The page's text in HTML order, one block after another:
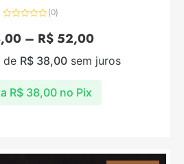
0
de
(0)
– R$ 52,00
R$ 38,00 no Pix
de R$ 38,00 sem juros